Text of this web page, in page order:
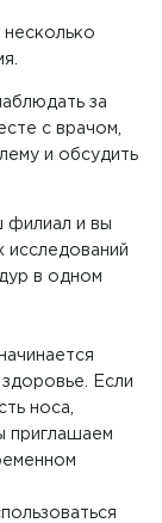
несколько
за
с врачом,
и обсудить
филиал и вы
исследований
в одном
Если
носа,
приглашаем